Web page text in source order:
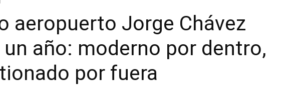
aeropuerto Jorge Chávez
año: moderno por dentro,
por fuera